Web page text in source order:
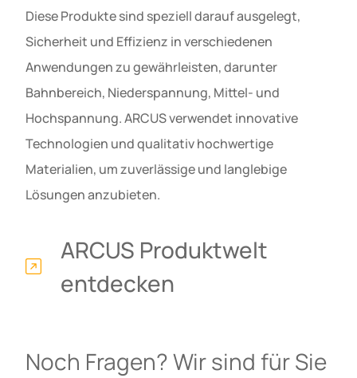
Diese Produkte sind speziell darauf ausgelegt,
Sicherheit und Effizienz in verschiedenen
Anwendungen zu gewährleisten, darunter
Bahnbereich, Niederspannung, Mittel- und
Hochspannung. ARCUS verwendet innovative
Technologien und qualitativ hochwertige
Materialien, um zuverlässige und langlebige
Lösungen anzubieten.
ARCUS Produktwelt
entdecken
Noch Fragen? Wir sind für Sie